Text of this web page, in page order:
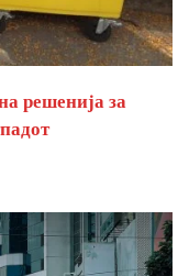
решенија за